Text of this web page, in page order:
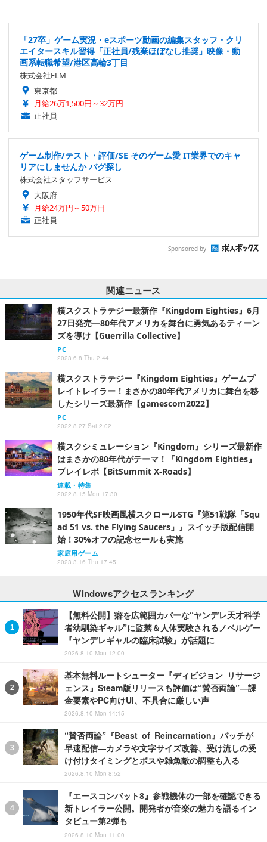
「27卒」ゲーム実況・eスポーツ動画の編集スタッフ・クリ
エイタースキル習得「正社員/残業ほぼなし推奨」映像・動
画系転職希望/港区高輪3丁目
株式会社ELM
東京都
月給26万1,500円～32万円
正社員
ゲーム制作/テスト・評価/SE そのゲーム愛 IT業界でのキャ
リアにしませんか バグ探し
株式会社スタッフサービス
大阪府
月給24万円～50万円
正社員
Sponsored by
関連ニュース
横スクストラテジー最新作『Kingdom Eighties』6月
27日発売―80年代アメリカを舞台に勇気あるティーン
ズを導け【Guerrilla Collective】
PC
2023.6.8 Thu 2:44
横スクストラテジー『Kingdom Eighties』ゲームプ
レイトレイラー！まさかの80年代アメリカに舞台を移
したシリーズ最新作【gamescom2022】
PC
2022.8.27 Sat 2:02
横スクシミュレーション『Kingdom』シリーズ最新作
はまさかの80年代がテーマ！『Kingdom Eighties』
プレイレポ【BitSummit X-Roads】
連載・特集
2022.8.15 Mon 17:30
1950年代SF映画風横スクロールSTG『第51戦隊「Squ
ad 51 vs. the Flying Saucers」』スイッチ版配信開
始！30%オフの記念セールも実施
家庭用ゲーム
2023.3.16 Thu 17:45
Windowsアクセスランキング
【無料公開】癖を広範囲カバーな“ヤンデレ天才科学
者幼馴染ギャル”に監禁＆人体実験されるノベルゲー
『ヤンデレギャルの臨床試験』が話題に
2026.8.10 Mon 12:00
基本無料ルートシューター『ディビジョン リサージ
ェンス』Steam版リリースも評価は“賛否両論”―課
金要素やPC向けUI、不具合に厳しい声
2026.8.10 Mon 14:15
“賛否両論”『Beast of Reincarnation』パッチが
早速配信―カメラや文字サイズ改善、受け流しの受
け付けタイミングとボスや雑魚敵の調整も入る
2026.8.10 Mon 8:52
『エースコンバット8』参戦機体の一部を確認できる
新トレイラー公開。開発者が音楽の魅力を語るイン
タビュー第2弾も
2026.8.10 Mon 11:00